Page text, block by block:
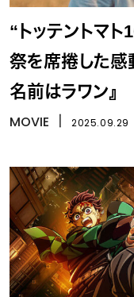
“トッテントマ
祭を席捲した感
名前はラワン』
MOVIE 2025.09.29